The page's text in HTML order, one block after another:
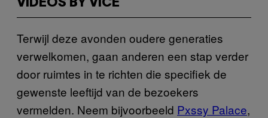
VIDEOS BY VICE
Terwijl deze avonden oudere generaties
verwelkomen, gaan anderen een stap verder
door ruimtes in te richten die specifiek de
gewenste leeftijd van de bezoekers
vermelden. Neem bijvoorbeeld Pxssy Palace,